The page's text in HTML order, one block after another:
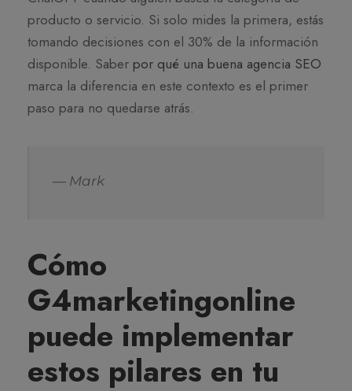
producto o servicio. Si solo mides la primera, estás
tomando decisiones con el 30% de la información
disponible. Saber por qué una buena agencia SEO
marca la diferencia en este contexto es el primer
paso para no quedarse atrás.
— Mark
Cómo
G4marketingonline
puede implementar
estos pilares en tu